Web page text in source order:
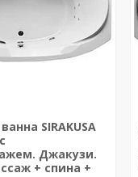
SIRAKUSA
Джакузи.
+ спина +